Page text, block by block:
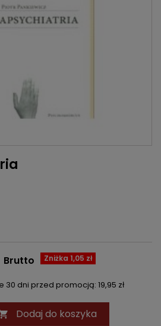
Zniżka 1,05 zł
Brutto
30 dni przed promocją: 19,95 zł
 Dodaj do koszyka